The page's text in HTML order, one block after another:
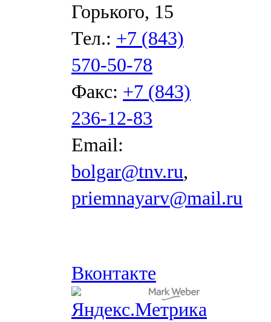
Горького, 15
Тел.: +7 (843)
570-50-78
Факс: +7 (843)
236-12-83
Email:
bolgar@tnv.ru,
priemnayarv@mail.ru
Вконтакте